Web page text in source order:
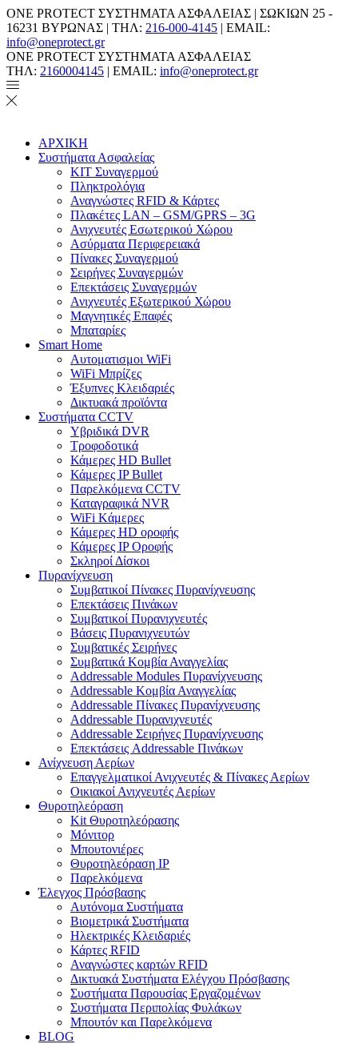
ONE PROTECT ΣΥΣΤΗΜΑΤΑ ΑΣΦΑΛΕΙΑΣ | ΣΩΚΙΩΝ 25 -
16231 ΒΥΡΩΝΑΣ | ΤΗΛ: 216-000-4145 | EMAIL:
info@oneprotect.gr
ONE PROTECT ΣΥΣΤΗΜΑΤΑ ΑΣΦΑΛΕΙΑΣ
ΤΗΛ: 2160004145 | EMAIL: info@oneprotect.gr
ΑΡΧΙΚΗ
Συστήματα Ασφαλείας
ΚΙΤ Συναγερμού
Πληκτρολόγια
Αναγνώστες RFID & Κάρτες
Πλακέτες LAN – GSM/GPRS – 3G
Ανιχνευτές Εσωτερικού Χώρου
Aσύρματα Περιφερειακά
Πίνακες Συναγερμού
Σειρήνες Συναγερμών
Επεκτάσεις Συναγερμών
Ανιχνευτές Εξωτερικού Χώρου
Μαγνητικές Επαφές
Μπαταρίες
Smart Home
Αυτοματισμοι WiFi
WiFi Μπρίζες
Έξυπνες Κλειδαριές
Δικτυακά προϊόντα
Συστήματα CCTV
Υβριδικά DVR
Tροφοδοτικά
Κάμερες HD Βullet
Κάμερες IP Βullet
Παρελκόμενα CCTV
Καταγραφικά NVR
WiFi Kάμερες
Κάμερες HD οροφής
Κάμερες IP Οροφής
Σκληροί Δίσκοι
Πυρανίχνευση
Συμβατικοί Πίνακες Πυρανίχνευσης
Επεκτάσεις Πινάκων
Συμβατικοί Πυρανιχνευτές
Βάσεις Πυρανιχνευτών
Συμβατικές Σειρήνες
Συμβατικά Κομβία Αναγγελίας
Addressable Modules Πυρανίχνευσης
Addressable Κομβία Αναγγελίας
Addressable Πίνακες Πυρανίχνευσης
Addressable Πυρανιχνευτές
Addressable Σειρήνες Πυρανίχνευσης
Επεκτάσεις Addressable Πινάκων
Ανίχνευση Αερίων
Επαγγελματικοί Ανιχνευτές & Πίνακες Αερίων
Οικιακοί Ανιχνευτές Αερίων
Θυροτηλεόραση
Kit Θυροτηλεόρασης
Μόνιτορ
Μπουτονιέρες
Θυροτηλεόραση ΙΡ
Παρελκόμενα
Έλεγχος Πρόσβασης
Aυτόνομα Συστήματα
Βιομετρικά Συστήματα
Ηλεκτρικές Κλειδαριές
Κάρτες RFID
Αναγνώστες καρτών RFID
Δικτυακά Συστήματα Ελέγχου Πρόσβασης
Συστήματα Παρουσίας Εργαζομένων
Συστήματα Περιπολίας Φυλάκων
Mπουτόν και Παρελκόμενα
BLOG